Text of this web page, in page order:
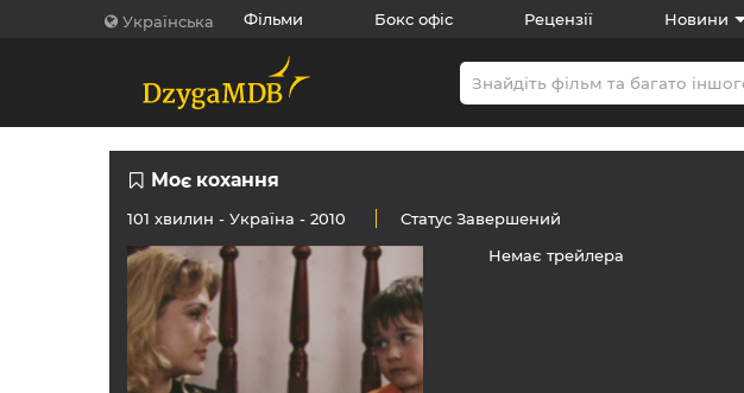
Українська Фільми Бокс офіс Рецензії Новини
Моє кохання
101 хвилин - Україна - 2010 Статус Завершений
Немає трейлера